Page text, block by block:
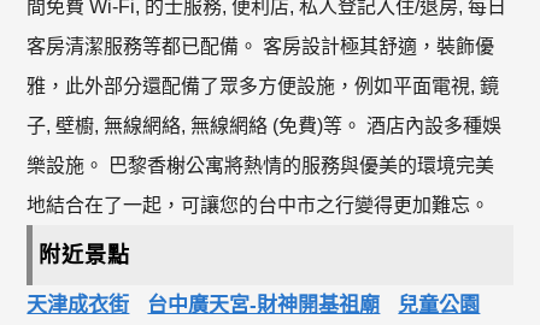
間免費 Wi-Fi, 的士服務, 便利店, 私人登記入住/退房, 每日
客房清潔服務等都已配備。 客房設計極其舒適，裝飾優
雅，此外部分還配備了眾多方便設施，例如平面電視, 鏡
子, 壁櫥, 無線網絡, 無線網絡 (免費)等。 酒店內設多種娛
樂設施。 巴黎香榭公寓將熱情的服務與優美的環境完美
地結合在了一起，可讓您的台中市之行變得更加難忘。
附近景點
天津成衣街 台中廣天宮-財神開基祖廟
兒童公園